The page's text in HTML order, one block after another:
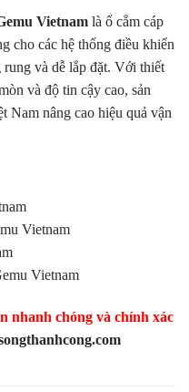
Vietnam là ổ cắm cáp
cho các hệ thống điều khiển
và dễ lắp đặt. Với thiết
và độ tin cậy cao, sản
Nam nâng cao hiệu quả vận
Vietnam
Vietnam
nhanh chóng và chính xác